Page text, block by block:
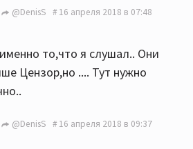
@DenisS 16 апреля 2018 в 07:48
то,что я слушал.. Они
Цензор,но .... Тут нужно
@DenisS 16 апреля 2018 в 09:37